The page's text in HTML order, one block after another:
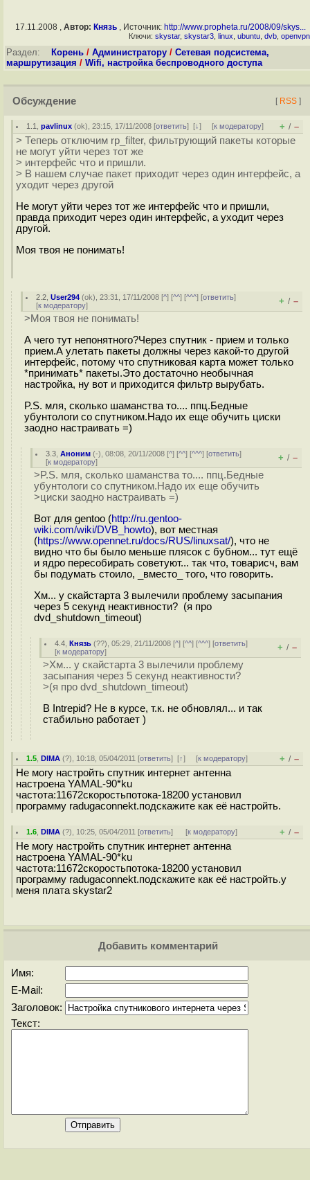
17.11.2008 , Автор: Князь, Источник: http://www.propheta.ru/2008/09/skys...
Ключи: skystar, skystar3 linux ubuntu dvb openvpn
Раздел: Корень / Администратору / Сетевая подсистема,
маршрутизация / Wifi, настройка беспроводного доступа
Обсуждение [ RSS ]
1.1 ,pavlinux (ok), 23:15, 17/11/2008 [ответить][↓] [к модератору] + / –
> Теперь отключим rp_filter, фильтрующий пакеты которые
не могут уйти через тот же
> интерфейс что и пришли.
> В нашем случае пакет приходит через один интерфейс, а
уходит через другой
Не могут уйти через тот же интерфейс что и пришли,
правда приходит через один интерфейс, а уходит через
другой.
Моя твоя не понимать!
2.2 ,User294 (ok), 23:31, 17/11/2008 [^] [^^] [^^^] [ответить]
[к модератору] + / –
>Моя твоя не понимать!
А чего тут непонятного?Через спутник - прием и только
прием.А улетать пакеты должны через какой-то другой
интерфейс, потому что спутниковая карта может только
*принимать* пакеты.Это достаточно необычная
настройка, ну вот и приходится фильтр вырубать.
P.S. мля, сколько шаманства то.... ппц.Бедные
убунтологи со спутником.Надо их еще обучить циски
заодно настраивать =)
3.3 ,Аноним (-), 08:08, 20/11/2008 [^] [^^] [^^^] [ответить]
[к модератору] + / –
>P.S. мля, сколько шаманства то.... ппц.Бедные
убунтологи со спутником.Надо их еще обучить
>циски заодно настраивать =)
Вот для gentoo (http://ru.gentoo-
wiki.com/wiki/DVB_howto), вот местная
(https://www.opennet.ru/docs/RUS/linuxsat/), что не
видно что бы было меньше плясок с бубном... тут ещё
и ядро пересобирать советуют... так что, товарисч, вам
бы подумать стоило, _вместо_ того, что говорить.
Хм... у скайстарта 3 вылечили проблему засыпания
через 5 секунд неактивности? (я про
dvd_shutdown_timeout)
4.4 ,Князь (??), 05:29, 21/11/2008 [^] [^^] [^^^] [ответить]
[к модератору] + / –
>Хм... у скайстарта 3 вылечили проблему
засыпания через 5 секунд неактивности?
>(я про dvd_shutdown_timeout)
В Intrepid? Не в курсе, т.к. не обновлял... и так
стабильно работает )
1.5 ,DlMA (?), 10:18, 05/04/2011 [ответить][↑] [к модератору] + / –
Не могу настройть спутник интернет антенна
настроена YAMAL-90*ku
частота:11672скоростьпотока-18200 установил
программу radugaconnekt.подскажите как её настройть.
1.6 ,DlMA (?), 10:25, 05/04/2011 [ответить] [к модератору] + / –
Не могу настройть спутник интернет антенна
настроена YAMAL-90*ku
частота:11672скоростьпотока-18200 установил
программу radugaconnekt.подскажите как её настройть.у
меня плата skystar2
Добавить комментарий
Имя:
E-Mail:
Заголовок:
Текст: